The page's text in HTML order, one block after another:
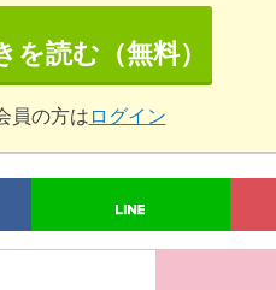
を読む（無料）
員の方は ログイン